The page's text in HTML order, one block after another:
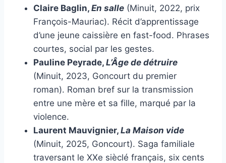
Claire Baglin, En salle (Minuit, 2022, prix
François-Mauriac). Récit d’apprentissage
d’une jeune caissière en fast-food. Phrases
courtes, social par les gestes.
Pauline Peyrade, L’Âge de détruire
(Minuit, 2023, Goncourt du premier
roman). Roman bref sur la transmission
entre une mère et sa fille, marqué par la
violence.
Laurent Mauvignier, La Maison vide
(Minuit, 2025, Goncourt). Saga familiale
traversant le XXe sièclé français, six cents